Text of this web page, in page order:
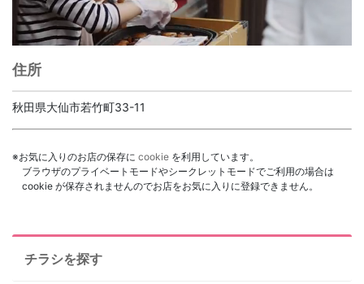
住所
秋田県大仙市若竹町33-11
※お気に入りのお店の保存に cookie を利用しています。
ブラウザのプライベートモードやシークレットモードでご利用の場合は
cookie が保存されませんのでお店をお気に入りに登録できません。
チラシを探す